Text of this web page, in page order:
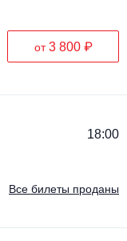
от3 800 ₽
18:00
Все билеты проданы